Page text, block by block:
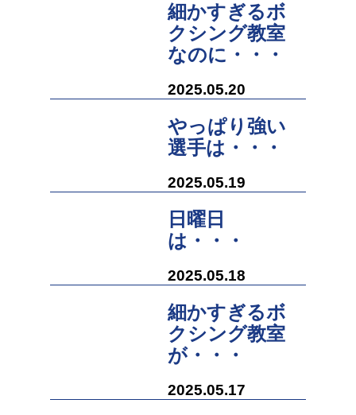
細かすぎるボ
クシング教室
なのに・・・
2025.05.20
やっぱり強い
選手は・・・
2025.05.19
日曜日
は・・・
2025.05.18
細かすぎるボ
クシング教室
が・・・
2025.05.17